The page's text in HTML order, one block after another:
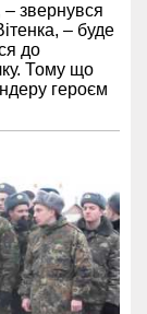
звернувся
– буде
до
Тому що
героєм